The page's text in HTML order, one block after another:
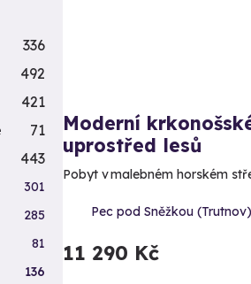
Moderní
uprostřed lesů
Pobyt v malebném horském
Pec pod Sněžkou (Trutnov)
11 290 Kč
336
492
421
71
443
301
285
81
136